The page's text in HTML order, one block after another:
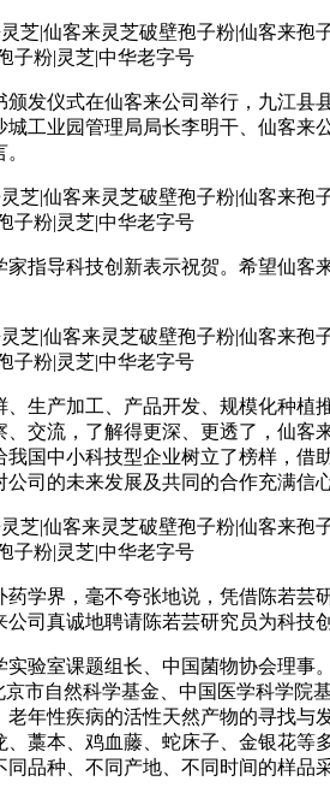
发仪式在仙客来公司举行，九江
工业园管理局局长李明干、仙客
指导科技创新表示祝贺。希望仙客
生产加工、产品开发、规模化种植
交流，了解得更深、更透了，仙
国中小科技型企业树立了榜样，
司的未来发展及共同的合作充满信心
学界，毫不夸张地说，凭借陈若芸
司真诚地聘请陈若芸研究员为科技
室课题组长、中国菌物协会理事
市自然科学基金、中国医学科学院
年性疾病的活性天然产物的寻找与
藁本、鸡血藤、蛇床子、金银花等
品种、不同产地、不同时间的样品